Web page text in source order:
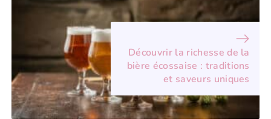
Découvrir la richesse de la
bière écossaise : traditions
et saveurs uniques